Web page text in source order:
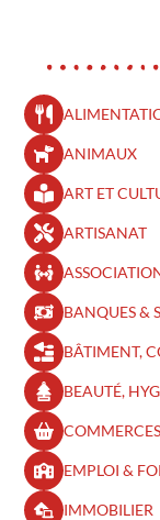
ANIMAUX
ART ET
ARTISANAT
BANQUES &
BÂTIMENT,
BEAUTÉ,
COMMERCES
EMPLOI &
IMMOBILIER